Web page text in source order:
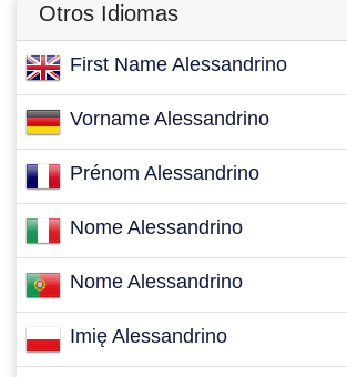
Otros Idiomas
First Name Alessandrino
Vorname Alessandrino
Prénom Alessandrino
Nome Alessandrino
Nome Alessandrino
Imię Alessandrino